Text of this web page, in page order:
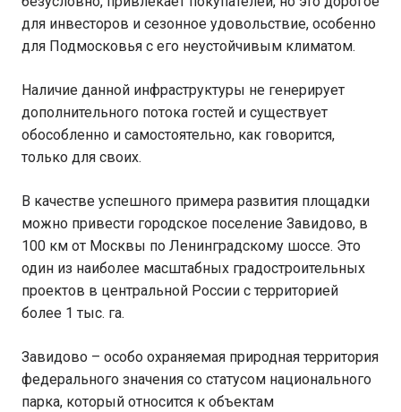
для инвесторов и сезонное удовольствие, особенно
для Подмосковья с его неустойчивым климатом.
Наличие данной инфраструктуры не генерирует
дополнительного потока гостей и существует
обособленно и самостоятельно, как говорится,
только для своих.
В качестве успешного примера развития площадки
можно привести городское поселение Завидово, в
100 км от Москвы по Ленинградскому шоссе. Это
один из наиболее масштабных градостроительных
проектов в центральной России с территорией
более 1 тыс. га.
Завидово – особо охраняемая природная территория
федерального значения со статусом национального
парка, который относится к объектам